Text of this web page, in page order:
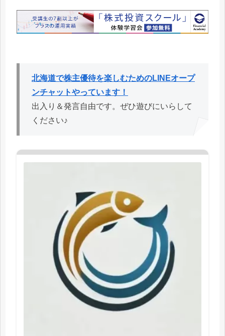
北海道で株主優待を楽しむためのLINEオープ
ンチャットやっています！
出入り＆発言自由です。ぜひ遊びにいらして
ください♪